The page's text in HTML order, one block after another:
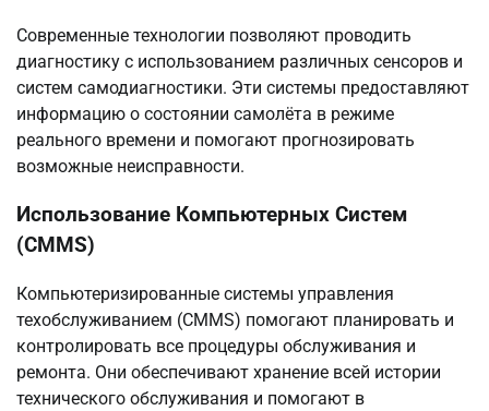
Современные технологии позволяют проводить
диагностику с использованием различных сенсоров и
систем самодиагностики. Эти системы предоставляют
информацию о состоянии самолёта в режиме
реального времени и помогают прогнозировать
возможные неисправности.
Использование Компьютерных Систем
(CMMS)
Компьютеризированные системы управления
техобслуживанием (CMMS) помогают планировать и
контролировать все процедуры обслуживания и
ремонта. Они обеспечивают хранение всей истории
технического обслуживания и помогают в